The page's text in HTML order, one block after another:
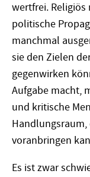
wertfrei.
politische
manchmal
sie den Zielen
gegenwirken
Aufgabe macht,
und kritische
voranbringen
Es ist zwar